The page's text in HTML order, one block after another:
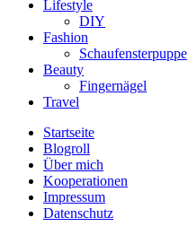
Lifestyle
DIY
Fashion
Schaufensterpuppe
Beauty
Fingernägel
Travel
Startseite
Blogroll
Über mich
Kooperationen
Impressum
Datenschutz